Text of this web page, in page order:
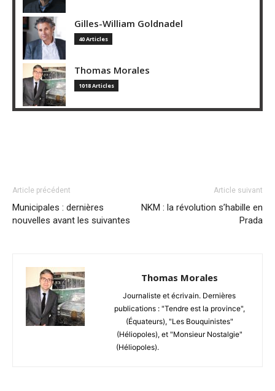
Gilles-William Goldnadel
40 Articles
Thomas Morales
1018 Articles
Article précédent
Municipales : dernières
nouvelles avant les suivantes
Article suivant
NKM : la révolution s’habille en
Prada
Thomas Morales
Journaliste et écrivain. Dernières
publications : "Tendre est la province",
(Équateurs), "Les Bouquinistes"
(Héliopoles), et "Monsieur Nostalgie"
(Héliopoles).